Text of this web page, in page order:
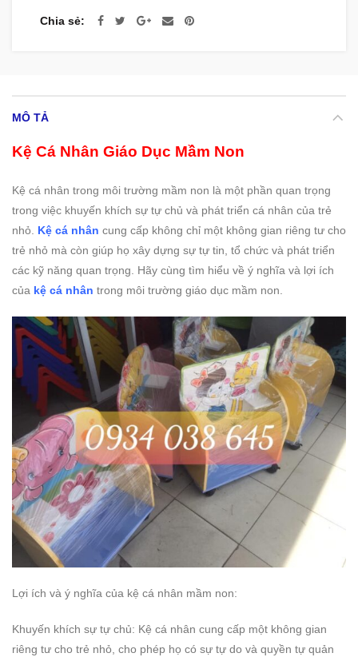
Chia sẻ
MÔ TẢ
Kệ Cá Nhân Giáo Dục Mầm Non
Kệ cá nhân trong môi trường mầm non là một phần quan trọng
trong việc khuyến khích sự tự chủ và phát triển cá nhân của trẻ
nhỏ. Kệ cá nhân cung cấp không chỉ một không gian riêng tư cho
trẻ nhỏ mà còn giúp họ xây dựng sự tự tin, tổ chức và phát triển
các kỹ năng quan trọng. Hãy cùng tìm hiểu về ý nghĩa và lợi ích
của kệ cá nhân trong môi trường giáo dục mầm non.
Lợi ích và ý nghĩa của kệ cá nhân mầm non:
Khuyến khích sự tự chủ: Kệ cá nhân cung cấp một không gian
riêng tư cho trẻ nhỏ, cho phép họ có sự tự do và quyền tự quản